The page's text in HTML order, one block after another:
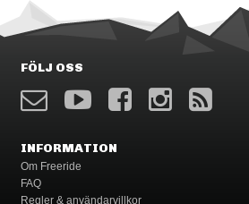
FÖLJ OSS
INFORMATION
Om Freeride
FAQ
Regler & användarvillkor